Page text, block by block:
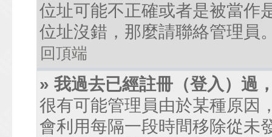
位址可能不正確或者是被當作
位址沒錯，那麼請聯絡管理員
回頂端
» 我過去已經註冊（登入）過
很有可能管理員由於某種原因
會利用每隔一段時間移除從未